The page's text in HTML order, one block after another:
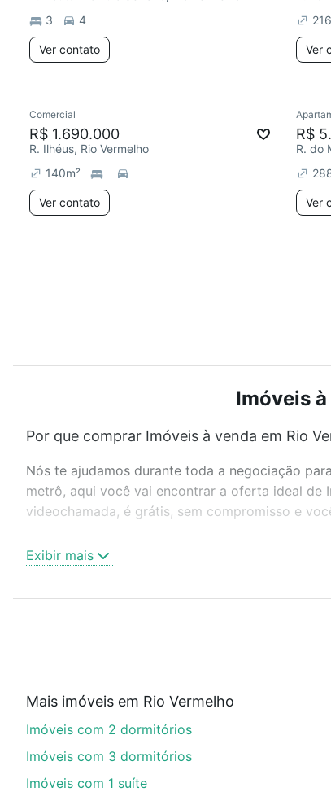
3
4
Ver contato
216
Ver
Comercial
R$ 1.690.000
R. Ilhéus, Rio Vermelho
140m²
Ver contato
R$
R. do
Ver
Imóveis
Por que comprar Imóveis à venda em Rio
Nós te ajudamos durante toda a negociação
metrô, aqui você vai encontrar a oferta ideal de
videochamada, é grátis, sem compromisso e
ou sem vaga de garagem para combinar
Imóveis à venda em Rio Vermelho, Salvador, BA
Qual o preço de Imóveis à venda em Rio
Aqui na Loft temos a oferta ideal para você,
imobiliário as parcelas podem se adequar ao
custa comprar um apartamento
Exibir mais
Mais imóveis em Rio Vermelho
Imóveis com 2 dormitórios
Imóveis com 3 dormitórios
Imóveis com 1 suíte